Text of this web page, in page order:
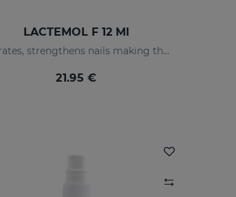
LACTEMOL F 12 Ml
Hydrates, strengthens nails making them more flexible and resilient.
21.95 €